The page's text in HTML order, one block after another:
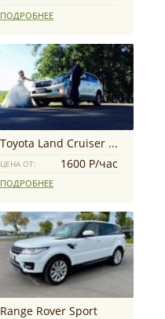
ПОДРОБНЕЕ
Toyota Land Cruiser Prado
ЦЕНА ОТ: 1600 Р/час
ПОДРОБНЕЕ
Range Rover Sport